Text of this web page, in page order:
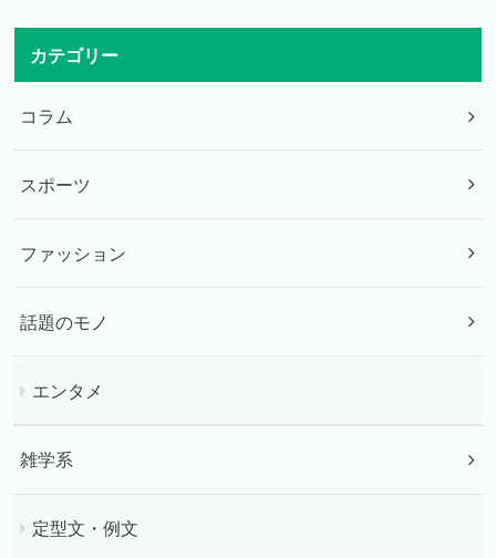
カテゴリー
コラム
スポーツ
ファッション
話題のモノ
エンタメ
雑学系
定型文・例文